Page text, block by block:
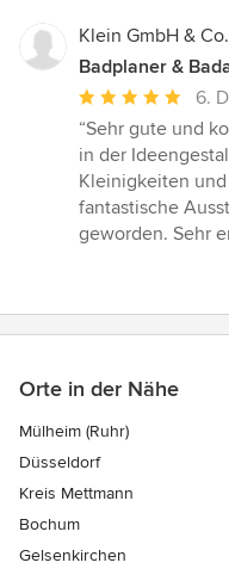
Klein GmbH &
Badplaner &
Durchschnittliche
Bewertung:
5
von
5
Sternen
6.
“Sehr gute und
in der
Kleinigkeiten
fantastische
geworden. Sehr
Orte in der Nähe
Mülheim (Ruhr)
Düsseldorf
Kreis Mettmann
Bochum
Gelsenkirchen